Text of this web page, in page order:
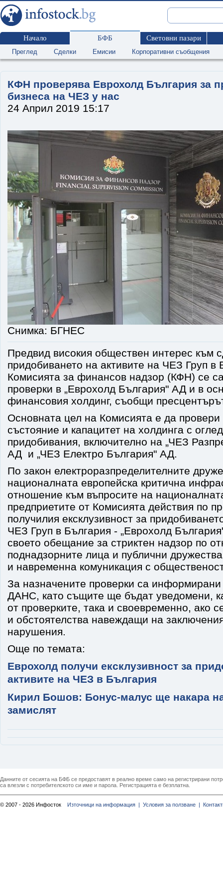
Начало БФБ Световни пазари
Преглед Сделки Емисии Корпоративни съобщения
КФН проверява Еврохолд България за
бизнеса на ЧЕЗ у нас
24 Април 2019 15:17
Снимка: БГНЕС
Предвид високия обществен интерес към
придобиването на активите на ЧЕЗ Груп в
Комисията за финансов надзор (КФН) се
проверки в „Еврохолд България" АД и в
финансовия холдинг, съобщи
Основната цел на Комисията е да
състояние и капацитет на холдинга с
придобивания, включително на „ЧЕЗ
АД и „ЧЕЗ Електро България" АД.
По закон електроразпределителните
националната европейска критична
отношение към въпросите на
предприетите от Комисията действия по
получилия ексклузивност за
ЧЕЗ Груп в България - „Еврохолд
своето обещание за стриктен надзор по
поднадзорните лица и публични
и навременна комуникация с
За назначените проверки са информирани
ДАНС, като същите ще бъдат уведомени,
от проверките, така и своевременно, ако
и обстоятелства навеждащи на
нарушения.
Още по темата:
Еврохолд получи ексклузивност за
активите на ЧЕЗ в България
Кирил Бошов: Бонус-малус ще накара
замислят
Данните от сесията на БФБ се предоставят в реално време само на регистрирани
са влезли с потребителското си име и парола. Регистрацията е безплатна.
© 2007 - 2026 Инфосток Източници на информация | Условия за ползване |